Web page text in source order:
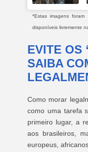
*Estas imagens
disponíveis livremente
EVITE OS
SAIBA
Como morar
como uma tarefa
primeiro lugar, a
aos brasileiros,
europeus,